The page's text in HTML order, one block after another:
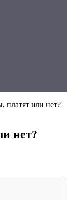
платят или нет?
нет?